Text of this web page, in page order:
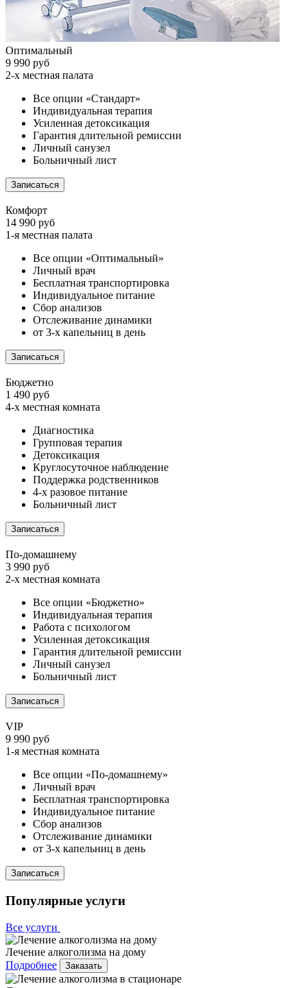
Оптимальный
9 990 руб
2-х местная палата
Все опции «Стандарт»
Индивидуальная терапия
Усиленная детоксикация
Гарантия длительной ремиссии
Личный санузел
Больничный лист
Записаться
Комфорт
14 990 руб
1-я местная палата
Все опции «Оптимальный»
Личный врач
Бесплатная транспортировка
Индивидуальное питание
Сбор анализов
Отслеживание динамики
от 3-х капельниц в день
Записаться
Бюджетно
1 490 руб
4-х местная комната
Диагностика
Групповая терапия
Детоксикация
Круглосуточное наблюдение
Поддержка родственников
4-х разовое питание
Больничный лист
Записаться
По-домашнему
3 990 руб
2-х местная комната
Все опции «Бюджетно»
Индивидуальная терапия
Работа с психологом
Усиленная детоксикация
Гарантия длительной ремиссии
Личный санузел
Больничный лист
Записаться
VIP
9 990 руб
1-я местная комната
Все опции «По-домашнему»
Личный врач
Бесплатная транспортировка
Индивидуальное питание
Сбор анализов
Отслеживание динамики
от 3-х капельниц в день
Записаться
Популярные услуги
Все услуги
Лечение алкоголизма на дому
Подробнее
Заказать